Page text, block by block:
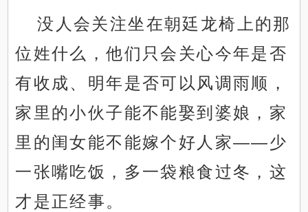
没人会关注坐在朝廷龙椅上的那
位姓什么，他们只会关心今年是否
有收成、明年是否可以风调雨顺，
家里的小伙子能不能娶到婆娘，家
里的闺女能不能嫁个好人家——少
一张嘴吃饭，多一袋粮食过冬，这
才是正经事。